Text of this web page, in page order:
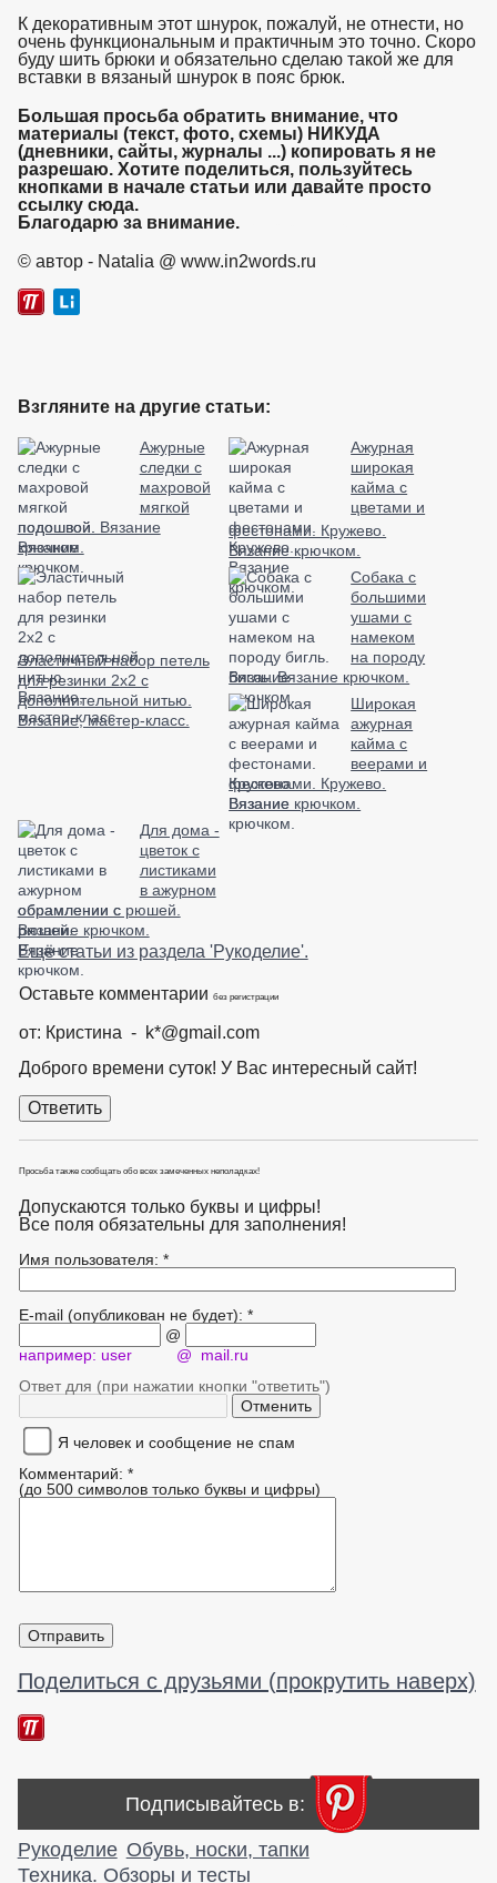
К декоративным этот шнурок, пожалуй, не отнести, но
очень функциональным и практичным это точно. Скоро
буду шить брюки и обязательно сделаю такой же для
вставки в вязаный шнурок в пояс брюк.
Большая просьба обратить внимание, что
материалы (текст, фото, схемы) НИКУДА
(дневники, сайты, журналы ...) копировать я не
разрешаю. Хотите поделиться, пользуйтесь
кнопками в начале статьи или давайте просто
ссылку сюда.
Благодарю за внимание.взято с https://www.in2words.ru
© автор - Natalia @ www.in2words.ru
Взгляните на другие статьи:
Ажурные
следки с
махровой
мягкой
подошвой. Вязание
крючком.
Ажурная
широкая
кайма с
цветами и
фестонами. Кружево.
Вязание крючком.
Эластичный набор петель
для резинки 2х2 с
дополнительной нитью.
Вязание, мастер-класс.
Собака с
большими
ушами с
намеком
на породу
бигль. Вязание крючком.
Широкая
ажурная
кайма с
веерами и
фестонами. Кружево.
Вязание крючком.
Для дома -
цветок с
листиками
в ажурном
обрамлении с рюшей.
Вязание крючком.
Ещё статьи из раздела 'Рукоделие'.
Оставьте комментарии без регистрации
от: Кристина - k*@gmail.com
Доброго времени суток! У Вас интересный сайт!
Просьба также сообщать обо всех замеченных неполадках!
Допускаются только буквы и цифры!
Все поля обязательны для заполнения!
Имя пользователя: *
E-mail (опубликован не будет): *
@
например: user @ mail.ru
Ответ для (при нажатии кнопки "ответить")
Я человек и сообщение не спам
Комментарий: *
(до 500 символов только буквы и цифры)
Поделиться с друзьями (прокрутить наверх)
Подписывайтесь в:
Рукоделие Обувь, носки, тапки
Техника. Обзоры и тесты